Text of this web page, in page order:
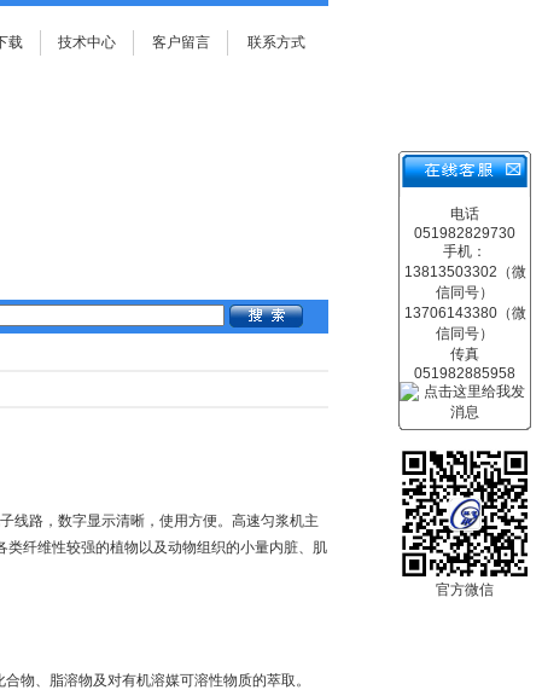
载 技术中心 客户留言 联系方式
线路，数字显示清晰，使用方便。高速匀浆机主
纤维性较强的植物以及动物组织的小量内脏、肌
物、脂溶物及对有机溶媒可溶性物质的萃取。
电话
051982829730
手机：
13813503302（微
信同号）
13706143380（微
信同号）
传真
051982885958
官方微信